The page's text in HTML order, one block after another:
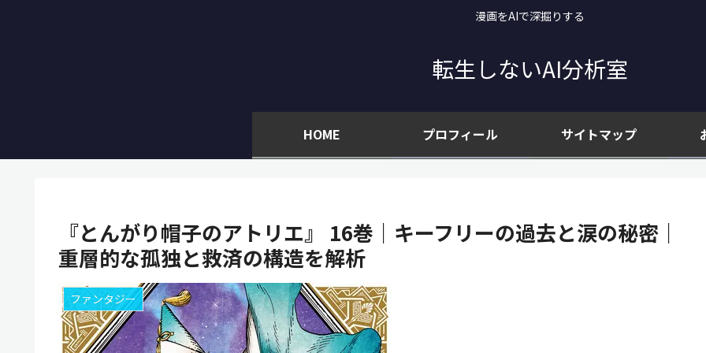
漫画をAIで深掘りする
転生しないAI分析室
HOME プロフィール サイトマップ
『とんがり帽子のアトリエ』 16巻｜キーフリーの過去と涙の秘密｜
重層的な孤独と救済の構造を解析
ファンタジー